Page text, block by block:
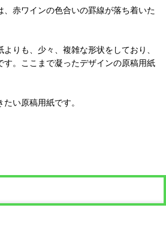
、赤ワインの色合いの罫線が落ち着いた
りも、少々、複雑な形状をしており、
す。ここまで凝ったデザインの原稿用紙
い原稿用紙です。